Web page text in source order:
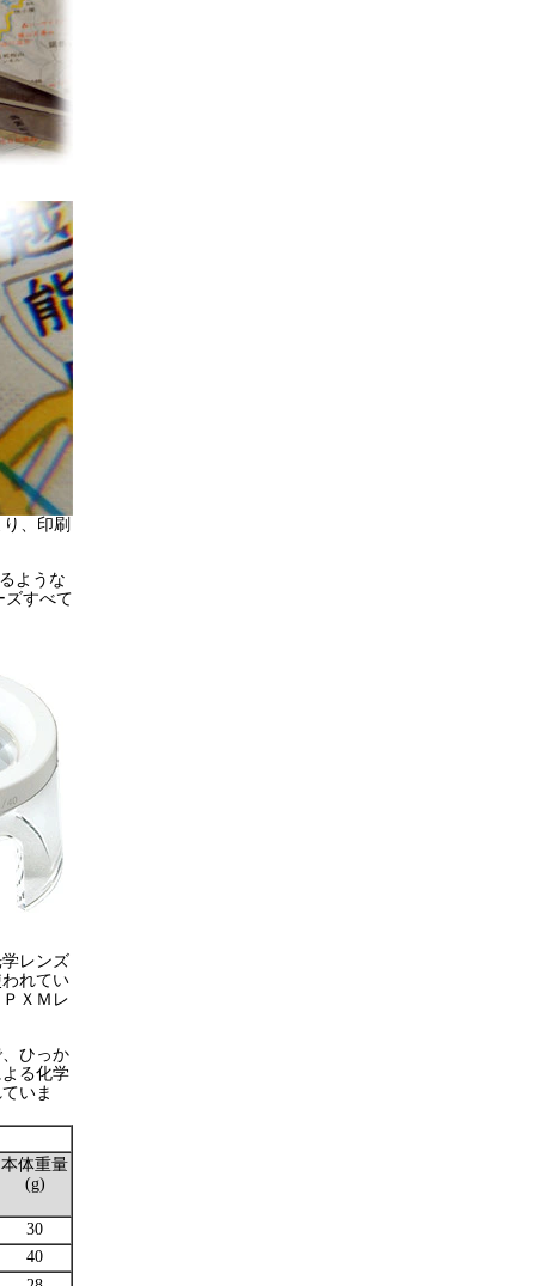
、印刷
ような
ズすべて
レンズ
れてい
ＸＭレ
ひっか
る化学
いま
本体重量
(g)
30
40